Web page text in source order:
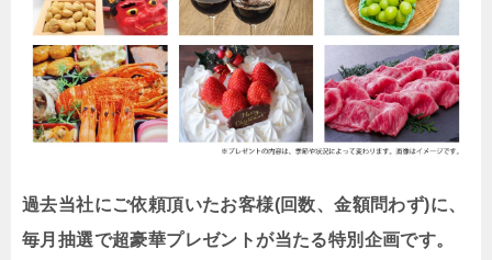
過去当社にご依頼頂いたお客様(回数、金額問わず)に、
毎月抽選で超豪華プレゼントが当たる特別企画です。